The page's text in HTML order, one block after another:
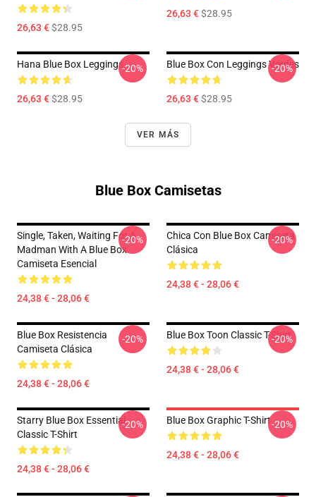
26,63 €$28.95
26,63 €$28.95
Hana Blue Box Leggings
26,63 €$28.95
-20% Blue Box Con Leggings Verdes
26,63 €$28.95
-20%
VER MÁS
Blue Box Camisetas
Single, Taken, Waiting For A
Madman With A Blue Box
Camiseta Esencial
24,38 € - 28,06 €
-20%
Chica Con Blue Box Camiseta
Clásica
24,38 € - 28,06 €
-20%
Blue Box Resistencia
Camiseta Clásica
24,38 € - 28,06 €
-20% Blue Box Toon Classic T-Shirt
24,38 € - 28,06 €
-20%
Starry Blue Box Essential
Classic T-Shirt
24,38 € - 28,06 €
-20% Blue Box Graphic T-Shirt
24,38 € - 28,06 €
-20%